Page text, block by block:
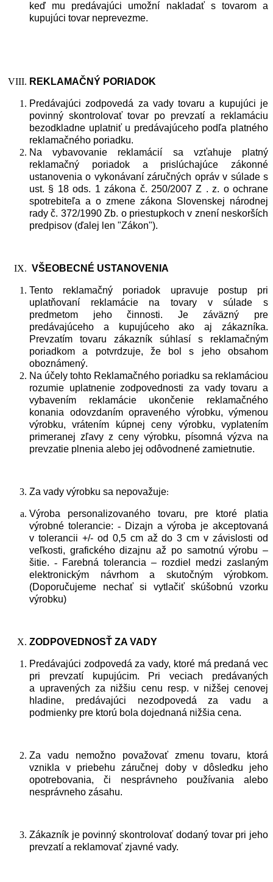
keď mu predávajúci umožní nakladať s tovarom a
kupujúci tovar neprevezme.
REKLAMAČNÝ PORIADOK
Predávajúci zodpovedá za vady tovaru a kupujúci je
povinný skontrolovať tovar po prevzatí a reklamáciu
bezodkladne uplatniť u predávajúceho podľa platného
reklamačného poriadku.
Na vybavovanie reklamácií sa vzťahuje platný
reklamačný poriadok a prislúchajúce zákonné
ustanovenia o vykonávaní záručných opráv v súlade s
ust. § 18 ods. 1 zákona č. 250/2007 Z . z. o ochrane
spotrebiteľa a o zmene zákona Slovenskej národnej
rady č. 372/1990 Zb. o priestupkoch v znení neskorších
predpisov (ďalej len "Zákon").
VŠ EOBECN É USTANOVENIA
Tento reklamačný poriadok upravuje postup pri
uplatňovaní reklamácie na tovary v súlade s
predmetom jeho činnosti. Je záväzný pre
predávajúceho a kupujúceho ako aj zákazníka.
Prevzatím tovaru zákazník súhlasí s reklamačným
poriadkom a potvrdzuje, že bol s jeho obsahom
oboznámený.
Na účely tohto Reklamačného poriadku sa reklamáciou
rozumie uplatnenie zodpovednosti za vady tovaru a
vybavením reklamácie ukončenie reklamačného
konania odovzdaním opraveného výrobku, výmenou
výrobku, vrátením kúpnej ceny výrobku, vyplatením
primeranej zľavy z ceny výrobku, písomná výzva na
prevzatie plnenia alebo jej odôvodnené zamietnutie.
Za vady výrobku sa nepovažuje:
Výroba personalizovaného tovaru, pre ktoré platia
výrobné tolerancie: - Dizajn a výroba je akceptovaná
v tolerancii +/- od 0,5 cm až do 3 cm v závislosti od
veľkosti, grafického dizajnu až po samotnú výrobu –
šitie. - Farebná tolerancia – rozdiel medzi zaslaným
elektronickým návrhom a skutočným výrobkom.
(Doporučujeme nechať si vytlačiť skúšobnú vzorku
výrobku)
ZODPOVEDNOSŤ ZA VADY
Predávajúci zodpovedá za vady, ktoré má predaná vec
pri prevzatí kupujúcim. Pri veciach predávaných
a upravených za nižšiu cenu resp. v nižšej cenovej
hladine, predávajúci nezodpovedá za vadu a
podmienky pre ktorú bola dojednaná nižšia cena.
Za vadu nemožno považovať zmenu tovaru, ktorá
vznikla v priebehu záručnej doby v dôsledku jeho
opotrebovania, či nesprávneho používania alebo
nesprávneho zásahu.
Zákazník je povinný skontrolovať dodaný tovar pri jeho
prevzatí a reklamovať zjavné vady.